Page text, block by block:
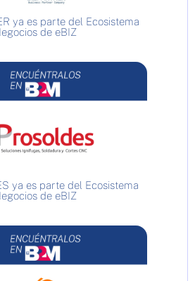
ya es parte del Ecosistema
de eBIZ
ya es parte del Ecosistema
de eBIZ